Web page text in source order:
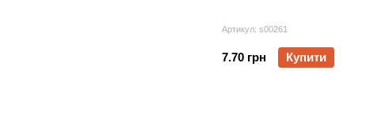
Артикул: s00261
7.70 грн Купити